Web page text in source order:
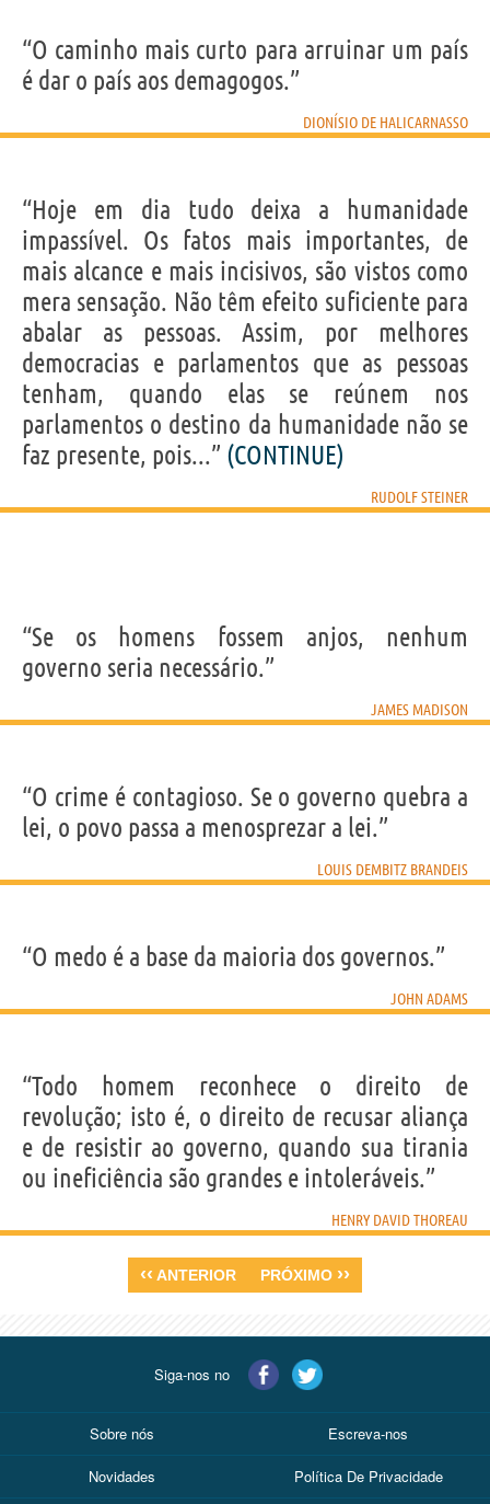
“O caminho mais curto para arruinar um país
é dar o país aos demagogos.”
DIONÍSIO DE HALICARNASSO
“Hoje em dia tudo deixa a humanidade
impassível. Os fatos mais importantes, de
mais alcance e mais incisivos, são vistos como
mera sensação. Não têm efeito suficiente para
abalar as pessoas. Assim, por melhores
democracias e parlamentos que as pessoas
tenham, quando elas se reúnem nos
parlamentos o destino da humanidade não se
faz presente, pois...” (CONTINUE)
RUDOLF STEINER
“Se os homens fossem anjos, nenhum
governo seria necessário.”
JAMES MADISON
“O crime é contagioso. Se o governo quebra a
lei, o povo passa a menosprezar a lei.”
LOUIS DEMBITZ BRANDEIS
“O medo é a base da maioria dos governos.”
JOHN ADAMS
“Todo homem reconhece o direito de
revolução; isto é, o direito de recusar aliança
e de resistir ao governo, quando sua tirania
ou ineficiência são grandes e intoleráveis.”
HENRY DAVID THOREAU
‹‹ ANTERIOR PRÓXIMO ››
Siga-nos no
Sobre nós Escreva-nos
Novidades Política De Privacidade